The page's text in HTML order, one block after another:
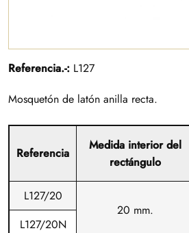
Referencia.-: L127
Mosquetón de latón anilla recta.
Referencia
Medida interior del
rectángulo
L127/20
20 mm.
L127/20N